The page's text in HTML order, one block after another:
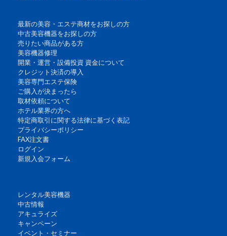
最新の美容・エステ商材をお探しの方
中古美容機器をお探しの方
売りたい商品がある方
美容機器修理
開業・運営・設備投資 資金について
クレジット決済の導入
美容専門エステ保険
ご購入が決まったら
取材依頼について
ホテル業界の方へ
特定商取引に関する法律に基づく表記
プライバシーポリシー
FAX注文書
ログイン
新規入会フォーム
レンタル美容機器
中古情報
アキュライズ
キャンペーン
イベント・セミナー